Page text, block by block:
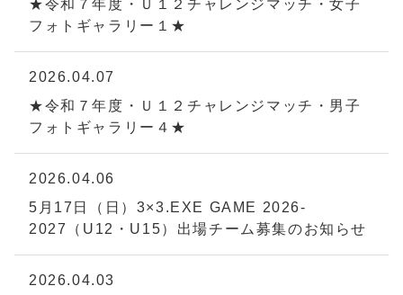
★令和７年度・Ｕ１２チャレンジマッチ・女子
フォトギャラリー１★
2026.04.07
★令和７年度・Ｕ１２チャレンジマッチ・男子
フォトギャラリー４★
2026.04.06
5月17日（日）3×3.EXE GAME 2026-
2027（U12・U15）出場チーム募集のお知らせ
2026.04.03